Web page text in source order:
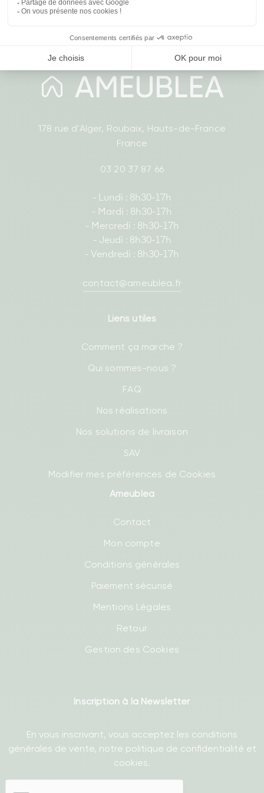
Affichage 1-8 de 8 article(s)
178 rue d'Alger, Roubaix, Hauts-de-France
France
03 20 37 87 66
- Lundi : 8h30-17h
- Mardi : 8h30-17h
- Mercredi : 8h30-17h
- Jeudi : 8h30-17h
- Vendredi : 8h30-17h
contact@ameublea.fr
Liens utiles
Comment ça marche ?
Qui sommes-nous ?
FAQ
Nos réalisations
Nos solutions de livraison
SAV
Modifier mes préférences de Cookies
Ameublea
Contact
Mon compte
Conditions générales
Paiement sécurisé
Mentions Légales
Retour
Gestion des Cookies
Inscription à la Newsletter
En vous inscrivant, vous acceptez les conditions
générales de vente, notre politique de confidentialité et
cookies.